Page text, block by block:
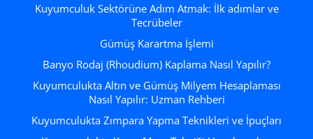
Kuyumculuk Sektörüne Adım Atmak: İlk adımlar ve
Tecrübeler
Gümüş Karartma İşlemi
Banyo Rodaj (Rhoudium) Kaplama Nasıl Yapılır?
Kuyumculukta Altın ve Gümüş Milyem Hesaplaması
Nasıl Yapılır: Uzman Rehberi
Kuyumculukta Zımpara Yapma Teknikleri ve İpuçları